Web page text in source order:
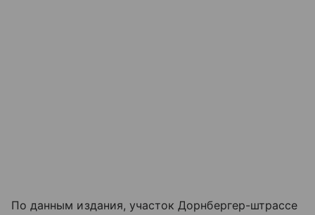
По данным издания, участок Дорнбергер-штрассе